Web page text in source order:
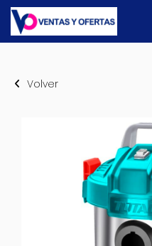
Volver